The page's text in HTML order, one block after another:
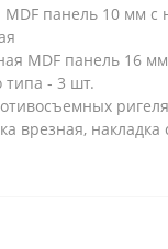
панель 10 мм с
MDF панель 16
- 3 шт.
ригеля
врезная,